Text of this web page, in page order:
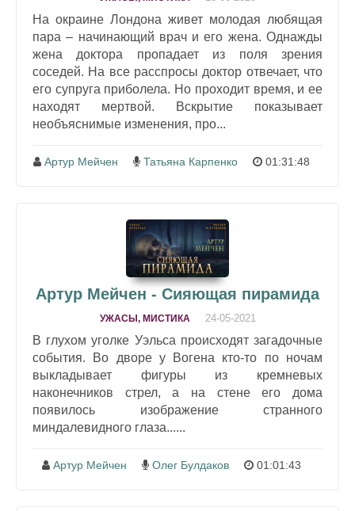
На окраине Лондона живет молодая любящая
пара – начинающий врач и его жена. Однажды
жена доктора пропадает из поля зрения
соседей. На все расспросы доктор отвечает, что
его супруга приболела. Но проходит время, и ее
находят мертвой. Вскрытие показывает
необъяснимые изменения, про...
Артур Мейчен Татьяна Карпенко 01:31:48
Артур Мейчен - Сияющая пирамида
УЖАСЫ, МИСТИКА 24-05-2021
В глухом уголке Уэльса происходят загадочные
события. Во дворе у Вогена кто-то по ночам
выкладывает фигуры из кремневых
наконечников стрел, а на стене его дома
появилось изображение странного
миндалевидного глаза......
Артур Мейчен Олег Булдаков 01:01:43